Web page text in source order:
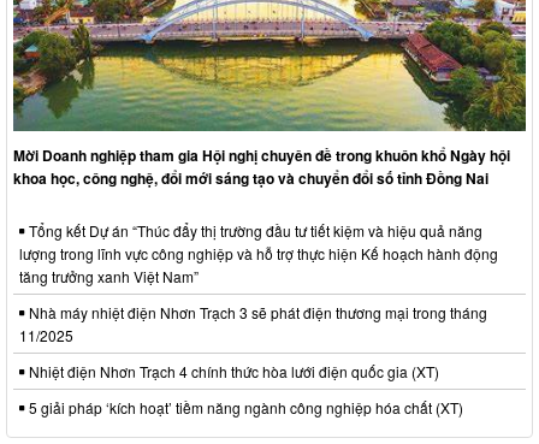
Mời Doanh nghiệp tham gia Hội nghị chuyên đề trong khuôn khổ Ngày hội
khoa học, công nghệ, đổi mới sáng tạo và chuyển đổi số tỉnh Đồng Nai
Tổng kết Dự án “Thúc đẩy thị trường đầu tư tiết kiệm và hiệu quả năng
lượng trong lĩnh vực công nghiệp và hỗ trợ thực hiện Kế hoạch hành động
tăng trưởng xanh Việt Nam”
Nhà máy nhiệt điện Nhơn Trạch 3 sẽ phát điện thương mại trong tháng
11/2025
Nhiệt điện Nhơn Trạch 4 chính thức hòa lưới điện quốc gia (XT)
5 giải pháp ‘kích hoạt’ tiềm năng ngành công nghiệp hóa chất (XT)